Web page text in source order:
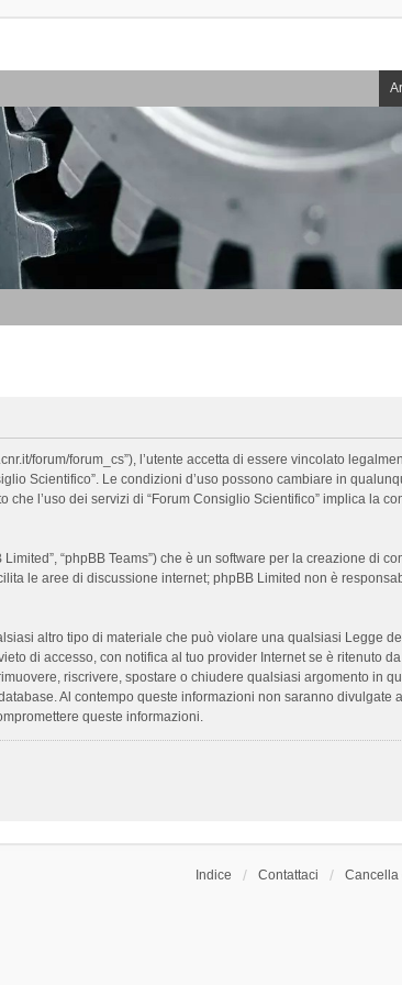
forum/forum_cs”), l’utente accetta di essere vincolato
Scientifico”. Le condizioni d’uso possono cambiare in
l’uso dei servizi di “Forum Consiglio Scientifico” implica la
“phpBB Teams”) che è un software per la creazione di
le aree di discussione internet; phpBB Limited non è
altro tipo di materiale che può violare una qualsiasi Legge
di accesso, con notifica al tuo provider Internet se è ritenuto
riscrivere, spostare o chiudere qualsiasi argomento in
Al contempo queste informazioni non saranno divulgate
queste informazioni.
Indice Contattaci Cancella